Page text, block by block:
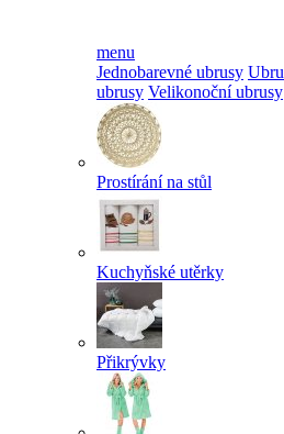
menu
Jednobarevné ubrusy
ubrusy Velikonoční ubrusy
Prostírání na stůl
Kuchyňské utěrky
Přikrývky